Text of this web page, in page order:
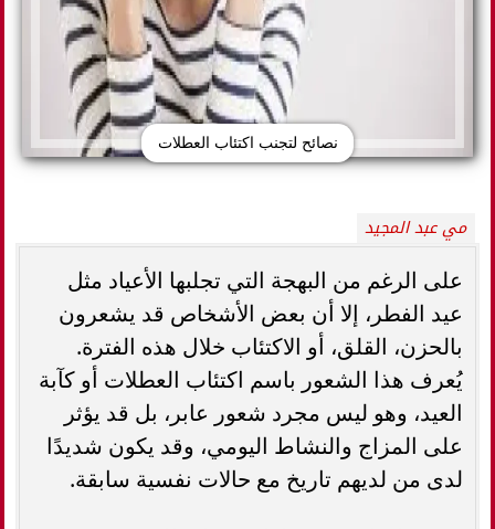
نصائح لتجنب اكتئاب العطلات
مي عبد المجيد
على الرغم من البهجة التي تجلبها الأعياد مثل
عيد الفطر، إلا أن بعض الأشخاص قد يشعرون
بالحزن، القلق، أو الاكتئاب خلال هذه الفترة.
يُعرف هذا الشعور باسم اكتئاب العطلات أو كآبة
العيد، وهو ليس مجرد شعور عابر، بل قد يؤثر
على المزاج والنشاط اليومي، وقد يكون شديدًا
لدى من لديهم تاريخ مع حالات نفسية سابقة.